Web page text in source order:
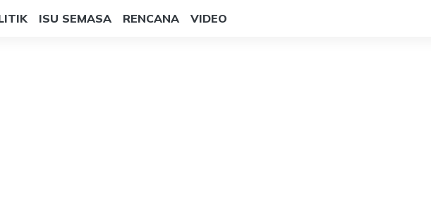
ISU SEMASA RENCANA VIDEO